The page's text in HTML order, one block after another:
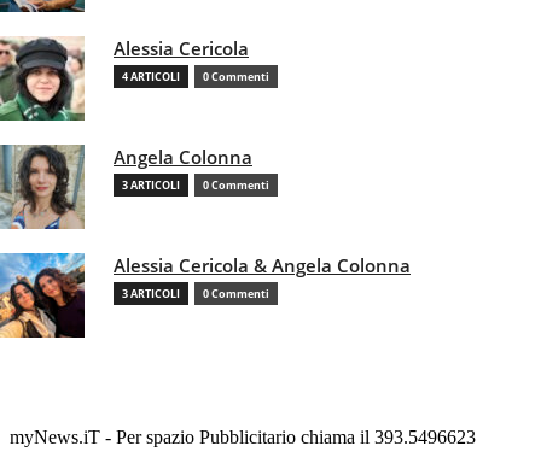
Alessia Cericola
4 ARTICOLI 0 Commenti
Angela Colonna
3 ARTICOLI 0 Commenti
Alessia Cericola & Angela Colonna
3 ARTICOLI 0 Commenti
myNews.iT - Per spazio Pubblicitario chiama il 393.5496623